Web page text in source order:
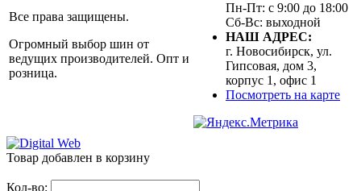
Все права защищены.
Огромный выбор шин от
ведущих производителей. Опт и
розница.
Пн-Пт: с 9:00 до 18:00
Сб-Вс: выходной
НАШ АДРЕС:
г. Новосибирск, ул.
Гипсовая, дом 3,
корпус 1, офис 1
Посмотреть на карте
Товар добавлен в корзину
Кол-во: